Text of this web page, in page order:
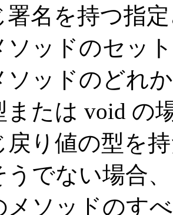
署名を持つ指
ソッドのセッ
ソッドのどれ
または void の
戻り値の型を
うでない場合
メソッドのす